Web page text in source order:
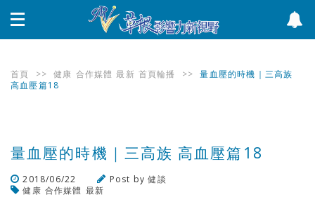
首頁 >> 健康 合作媒體 最新 首頁輪播 >>
量血壓的時機｜三高族
高血壓篇18
量血壓的時機｜三高族 高血壓篇18
2018/06/22 Post by健談
健康 合作媒體 最新